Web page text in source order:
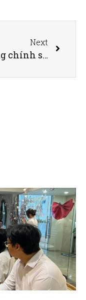
Next
Những chính sách mới có hiệu lực từ tháng 4